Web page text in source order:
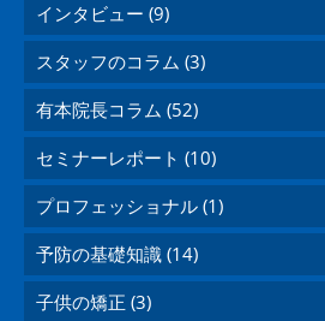
インタビュー (9)
スタッフのコラム (3)
有本院長コラム (52)
セミナーレポート (10)
プロフェッショナル (1)
予防の基礎知識 (14)
子供の矯正 (3)